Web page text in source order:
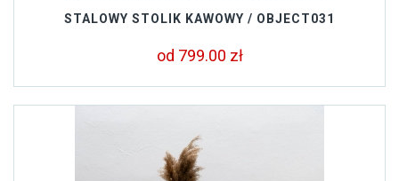
STALOWY STOLIK KAWOWY / OBJECT031
od 799.00 zł